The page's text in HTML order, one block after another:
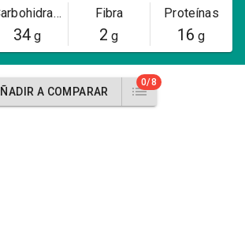
Carbohidratos
34g
Fibra
2 g
Proteínas
16 g
A COMPARAR
0/8